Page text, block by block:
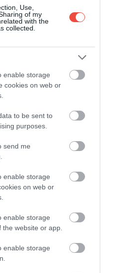
Use,
of my
with the
collected.
enable storage
cookies on web or
to be sent to
purposes.
send me
enable storage
on web or
enable storage
website or app.
enable storage
körutazás: mutatjuk
útvonalait!
on Instagram